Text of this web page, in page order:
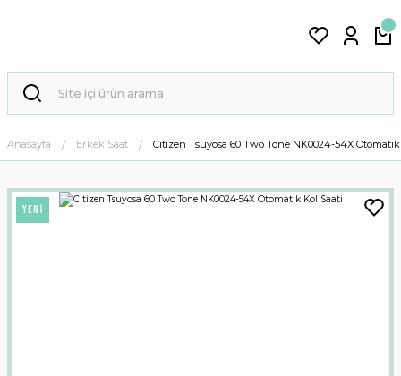
Anasayfa Erkek Saat Citizen Tsuyosa 60 Two Tone NK0024-54X
YENİ